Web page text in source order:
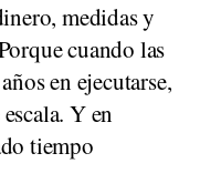
medidas y
cuando las
en ejecutarse,
Y en
tiempo